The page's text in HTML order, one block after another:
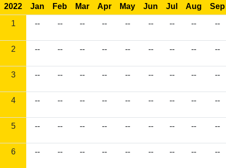
2022 Jan Feb Mar Apr May Jun Jul Aug
Sep
1
-- -- -- -- -- -- -- -- --
2 -- -- -- -- -- -- -- -- --
3 -- -- -- -- -- -- -- -- --
4 -- -- -- -- -- -- -- -- --
5 -- -- -- -- -- -- -- -- --
6 -- -- -- -- -- -- -- -- --